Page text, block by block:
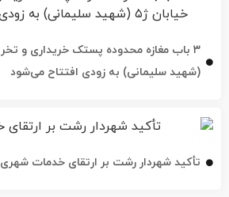
(شهید سلیمانی) به زودی افتتاح می‌شود
تأکید شهردار رشت بر ارتقای خدمات شهری